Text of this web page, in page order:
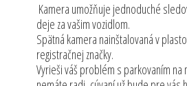
Kamera umožňuje jednoduché
deje za vašim vozidlom.
Spätná kamera nainštalovaná v
registračnej značky.
Vyrieši váš problém s parkovaním na